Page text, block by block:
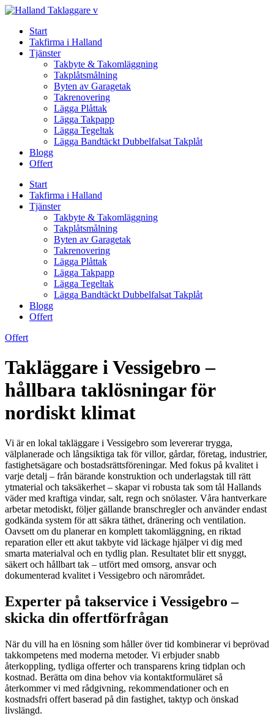
Skip
contentStart
Takfirma i Halland
Tjänster
Takbyte & Takomläggning
Takplåtsmålning
Byten av Garagetak
Takrenovering
Lägga Plåttak
Lägga Takpapp
Lägga Tegeltak
Lägga Bandtäckt Dubbelfalsat Takplåt
Blogg
Offert
Start
Takfirma i Halland
Tjänster
Takbyte & Takomläggning
Takplåtsmålning
Byten av Garagetak
Takrenovering
Lägga Plåttak
Lägga Takpapp
Lägga Tegeltak
Lägga Bandtäckt Dubbelfalsat Takplåt
Blogg
Offert
Offert
Takläggare i Vessigebro –
hållbara taklösningar för
nordiskt klimat
Vi är en lokal takläggare i Vessigebro som levererar trygga,
välplanerade och långsiktiga tak för villor, gårdar, företag, industrier,
fastighetsägare och bostadsrättsföreningar. Med fokus på kvalitet i
varje detalj – från bärande konstruktion och underlagstak till rätt
ytmaterial och taksäkerhet – skapar vi robusta tak som tål Hallands
väder med kraftiga vindar, salt, regn och snölaster. Våra hantverkare
arbetar metodiskt, följer gällande branschregler och använder endast
godkända system för att säkra täthet, dränering och ventilation.
Oavsett om du planerar en komplett takomläggning, en riktad
reparation eller ett akut takbyte vid läckage hjälper vi dig med
smarta materialval och en tydlig plan. Resultatet blir ett snyggt,
säkert och hållbart tak – utfört med omsorg, ansvar och
dokumenterad kvalitet i Vessigebro och närområdet.
Experter på takservice i Vessigebro –
skicka din offertförfrågan
När du vill ha en lösning som håller över tid kombinerar vi beprövad
takkompetens med moderna metoder. Vi erbjuder snabb
återkoppling, tydliga offerter och transparens kring tidplan och
kostnad. Berätta om dina behov via kontaktformuläret så
återkommer vi med rådgivning, rekommendationer och en
kostnadsfri offert baserad på din fastighet, taktyp och önskad
livslängd.